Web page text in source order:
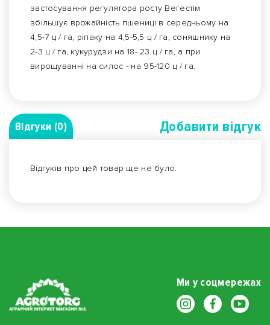
застосування регулятора росту Вегестім
збільшує врожайність пшениці в середньому на
4,5-7 ц / га, ріпаку на 4,5-5,5 ц / га, соняшнику на
2-3 ц / га, кукурудзи на 18- 23 ц / га, а при
вирощуванні на силос - на 95-120 ц / га.
Відгуки (0) Добавити вiдгук
Відгуків про цей товар ще не було.
Ми у соцмережах